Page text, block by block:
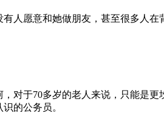
人愿意和她做朋友，甚至很多人在
对于70多岁的老人来说，只能是更
的公务员。